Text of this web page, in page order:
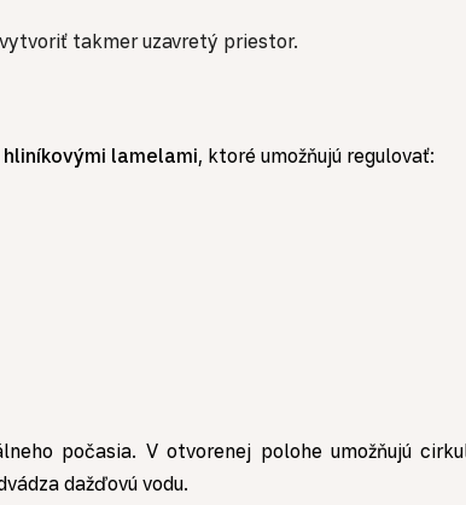
takmer uzavretý priestor.
lamelami, ktoré umožňujú regulovať:
počasia. V otvorenej polohe umožňujú
dažďovú vodu.